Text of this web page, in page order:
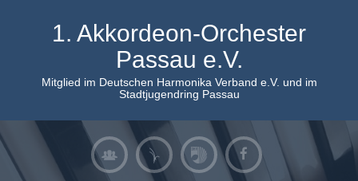
1. Akkordeon-Orchester
Passau e.V.
Mitglied im Deutschen Harmonika Verband e.V. und im
Stadtjugendring Passau